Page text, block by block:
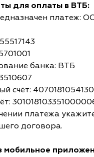
для оплаты в ВТБ:
платеж:
банка: ВТБ
счёт:
платежа
договора.
мобильное